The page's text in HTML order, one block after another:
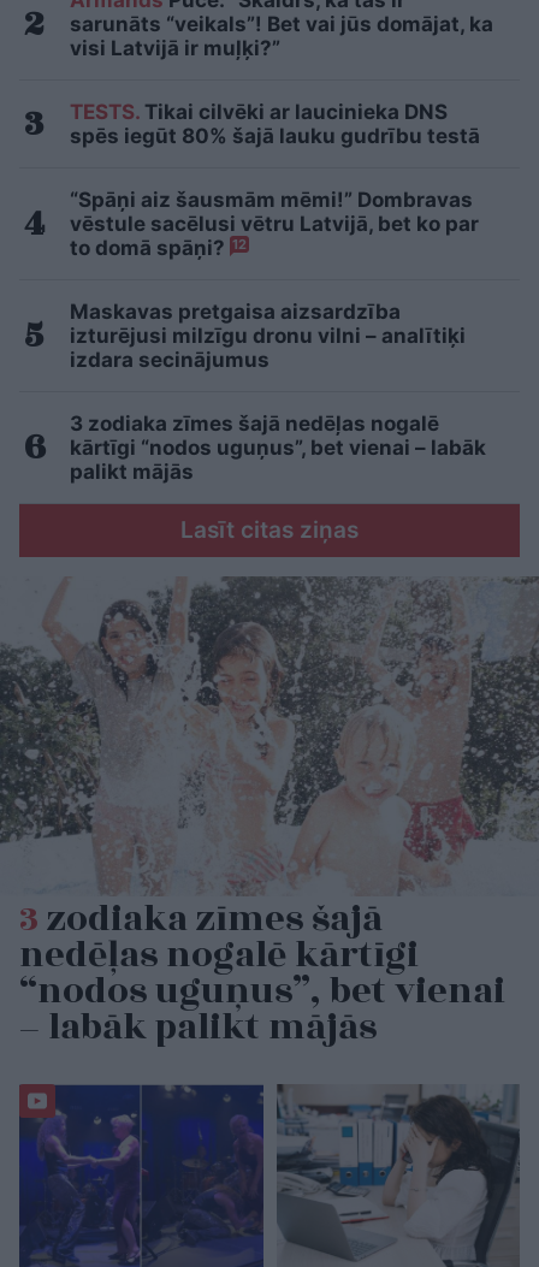
sarunāts “veikals”! Bet vai jūs domājat, ka
visi Latvijā ir muļķi?”
TESTS. Tikai cilvēki ar laucinieka DNS
spēs iegūt 80% šajā lauku gudrību testā
“Spāņi aiz šausmām mēmi!” Dombravas
vēstule sacēlusi vētru Latvijā, bet ko par
to domā spāņi? 12
Maskavas pretgaisa aizsardzība
izturējusi milzīgu dronu vilni – analītiķi
izdara secinājumus
3 zodiaka zīmes šajā nedēļas nogalē
kārtīgi “nodos uguņus”, bet vienai – labāk
palikt mājās
Lasīt citas ziņas
3zodiaka zīmes šajā
nedēļas nogalē kārtīgi
“nodos uguņus”, bet vienai
– labāk palikt mājās